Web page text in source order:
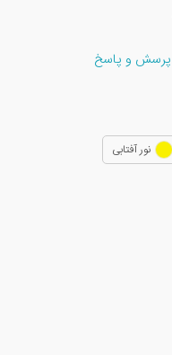
پرسش و پاسخ
نور آفتابی